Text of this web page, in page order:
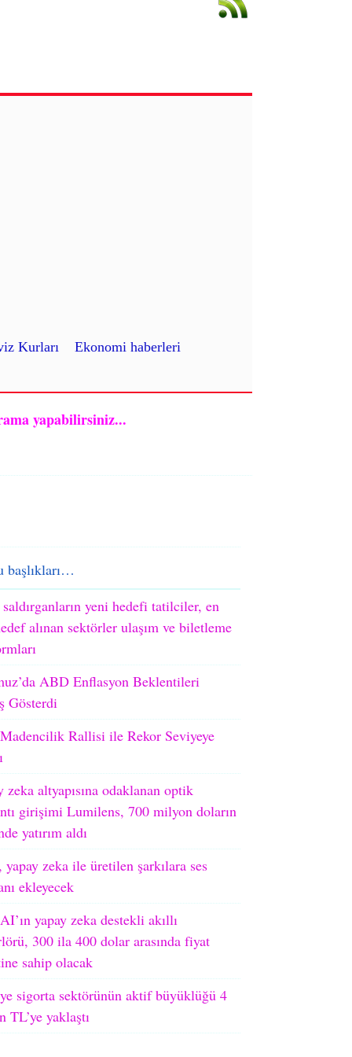
Kurları
Ekonomi haberleri
yapabilirsiniz...
başlıkları…
yeni hedefi tatilciler, en
alınan sektörler ulaşım ve biletleme
ABD Enflasyon Beklentileri
Gösterdi
Rallisi ile Rekor Seviyeye
zeka altyapısına odaklanan optik
girişimi Lumilens, 700 milyon doların
yatırım aldı
yapay zeka ile üretilen şarkılara ses
ekleyecek
yapay zeka destekli akıllı
300 ila 400 dolar arasında fiyat
sahip olacak
sigorta sektörünün aktif büyüklüğü 4
TL’ye yaklaştı